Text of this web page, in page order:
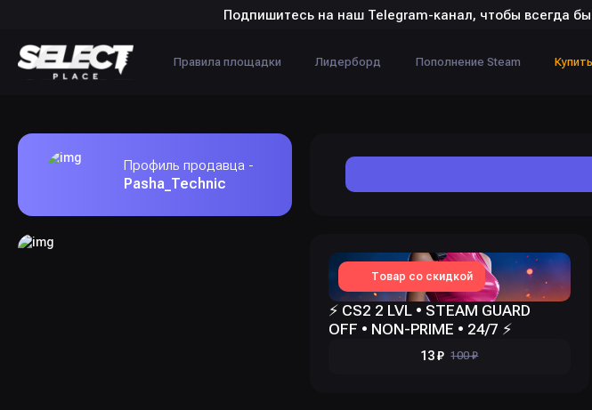
Подпишитесь на наш Telegram-канал, чтобы всегда
Правила площадки Лидерборд Пополнение Steam
Профиль продавца -
Pasha_Technic
Товар со скидкой
⚡ CS2 2 LVL • STEAM GUARD
OFF • NON-PRIME • 24/7 ⚡
13 ₽ 100 ₽